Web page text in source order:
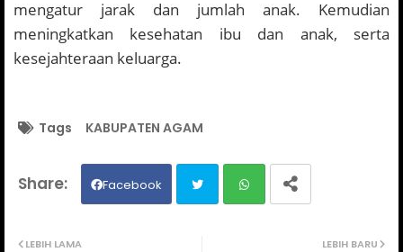
mengatur jarak dan jumlah anak. Kemudian
meningkatkan kesehatan ibu dan anak, serta
kesejahteraan keluarga.
Tags KABUPATEN AGAM
Facebook
LEBIH BARU
LEBIH LAMA